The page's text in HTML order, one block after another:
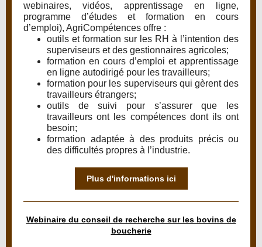
webinaires, vidéos, apprentissage en ligne,
programme d’études et formation en cours
d’emploi), AgriCompétences offre :
outils et formation sur les RH à l’intention des
superviseurs et des gestionnaires agricoles;
formation en cours d’emploi et apprentissage
en ligne autodirigé pour les travailleurs;
formation pour les superviseurs qui gèrent des
travailleurs étrangers;
outils de suivi pour s’assurer que les
travailleurs ont les compétences dont ils ont
besoin;
formation adaptée à des produits précis ou
des difficultés propres à l’industrie.
Plus d'informations ici
Webinaire du conseil de recherche sur les bovins de
boucherie